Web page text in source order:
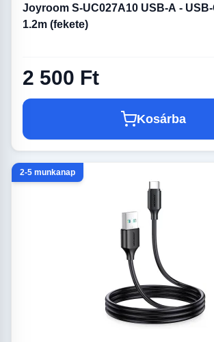
Joyroom S-UC027A10 USB-A -
1.2m (fekete)
2 500 Ft
Kosárba
2-5 munkanap